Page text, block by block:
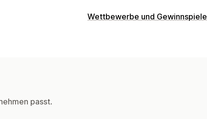
Wettbewerbe und Gewinnspiele
passt.